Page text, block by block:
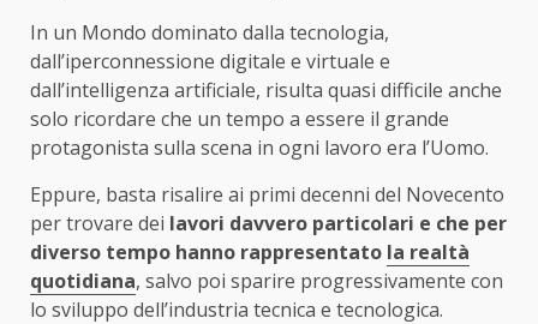
In un Mondo dominato dalla tecnologia,
dall’iperconnessione digitale e virtuale e
dall’intelligenza artificiale, risulta quasi difficile anche
solo ricordare che un tempo a essere il grande
protagonista sulla scena in ogni lavoro era l’Uomo.
Eppure, basta risalire ai primi decenni del Novecento
per trovare dei lavori davvero particolari e che per
diverso tempo hanno rappresentato la realtà
quotidiana, salvo poi sparire progressivamente con
lo sviluppo dell’industria tecnica e tecnologica.